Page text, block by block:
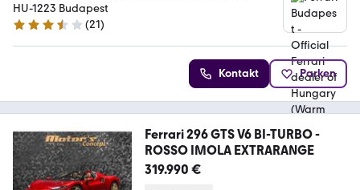
Hungary (Warm Up Kft.)
HU-1223 Budapest
3.7 Sterne
(21)
Kontakt Parken
Ferrari 296 GTS V6 BI-TURBO -
ROSSO IMOLA EXTRARANGE
319.990 €